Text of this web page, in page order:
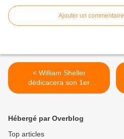
Ajouter un commentaire
< William Sheller​
dédicacera son 1er
ouvrage, à...
Hébergé par Overblog
Top articles